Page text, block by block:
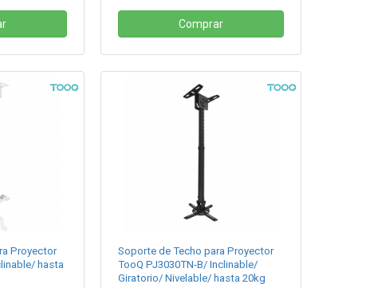
Comprar
Proyector
hasta
Soporte de Techo para Proyector
TooQ PJ3030TN-B/ Inclinable/
Giratorio/ Nivelable/ hasta 20kg